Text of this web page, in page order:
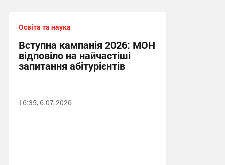
Освіта та наука
Вступна кампанія 2026: МОН
відповіло на найчастіші
запитання абітурієнтів
16:35, 6.07.2026